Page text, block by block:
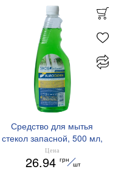
Средство для мытья
стекол запасной, 500 мл,
Buroclean, 1070060
Цена
26.94 грн
шт